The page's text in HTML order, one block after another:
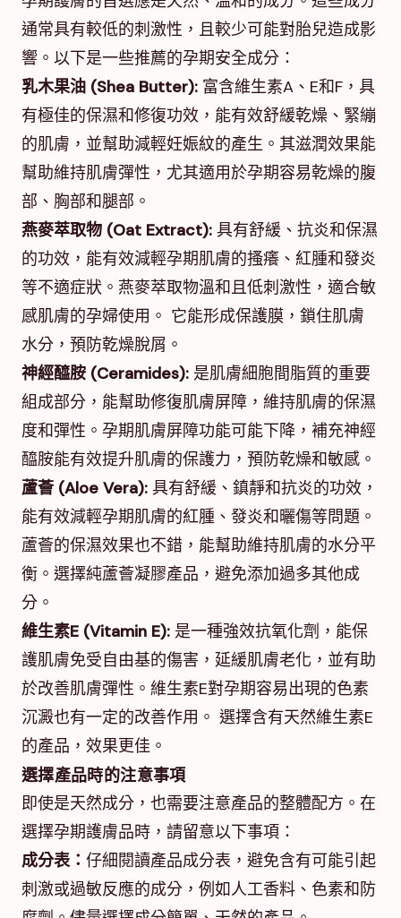
通常具有較低的刺激性，且較少可能對胎兒造成影
響。以下是一些推薦的孕期安全成分：
乳木果油 (Shea Butter): 富含維生素A、E和F，具
有極佳的保濕和修復功效，能有效舒緩乾燥、緊繃
的肌膚，並幫助減輕妊娠紋的產生。其滋潤效果能
幫助維持肌膚彈性，尤其適用於孕期容易乾燥的腹
部、胸部和腿部。
燕麥萃取物 (Oat Extract): 具有舒緩、抗炎和保濕
的功效，能有效減輕孕期肌膚的搔癢、紅腫和發炎
等不適症狀。燕麥萃取物溫和且低刺激性，適合敏
感肌膚的孕婦使用。 它能形成保護膜，鎖住肌膚
水分，預防乾燥脫屑。
神經醯胺 (Ceramides): 是肌膚細胞間脂質的重要
組成部分，能幫助修復肌膚屏障，維持肌膚的保濕
度和彈性。孕期肌膚屏障功能可能下降，補充神經
醯胺能有效提升肌膚的保護力，預防乾燥和敏感。
蘆薈 (Aloe Vera): 具有舒緩、鎮靜和抗炎的功效，
能有效減輕孕期肌膚的紅腫、發炎和曬傷等問題。
蘆薈的保濕效果也不錯，能幫助維持肌膚的水分平
衡。選擇純蘆薈凝膠產品，避免添加過多其他成
分。
維生素E (Vitamin E): 是一種強效抗氧化劑，能保
護肌膚免受自由基的傷害，延緩肌膚老化，並有助
於改善肌膚彈性。維生素E對孕期容易出現的色素
沉澱也有一定的改善作用。 選擇含有天然維生素E
的產品，效果更佳。
選擇產品時的注意事項
即使是天然成分，也需要注意產品的整體配方。在
選擇孕期護膚品時，請留意以下事項：
成分表： 仔細閱讀產品成分表，避免含有可能引起
刺激或過敏反應的成分，例如人工香料、色素和防